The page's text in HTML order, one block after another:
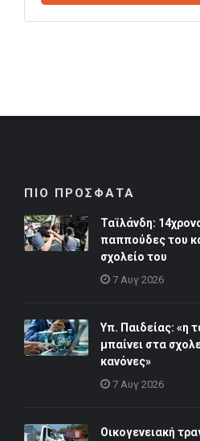
ΠΙΟ ΠΡΟΣΦΑΤΑ
Ταϊλάνδη:
παππούδες του
σχολείο του
7 Αυγ 2026
Υπ. Παιδείας: «η
μπαίνει στα
κανόνες»
7 Αυγ 2026
Οικογενειακή